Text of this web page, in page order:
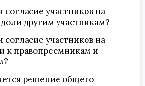
согласие участников на
другим участникам?
согласие участников на
к правопреемникам и
решение общего